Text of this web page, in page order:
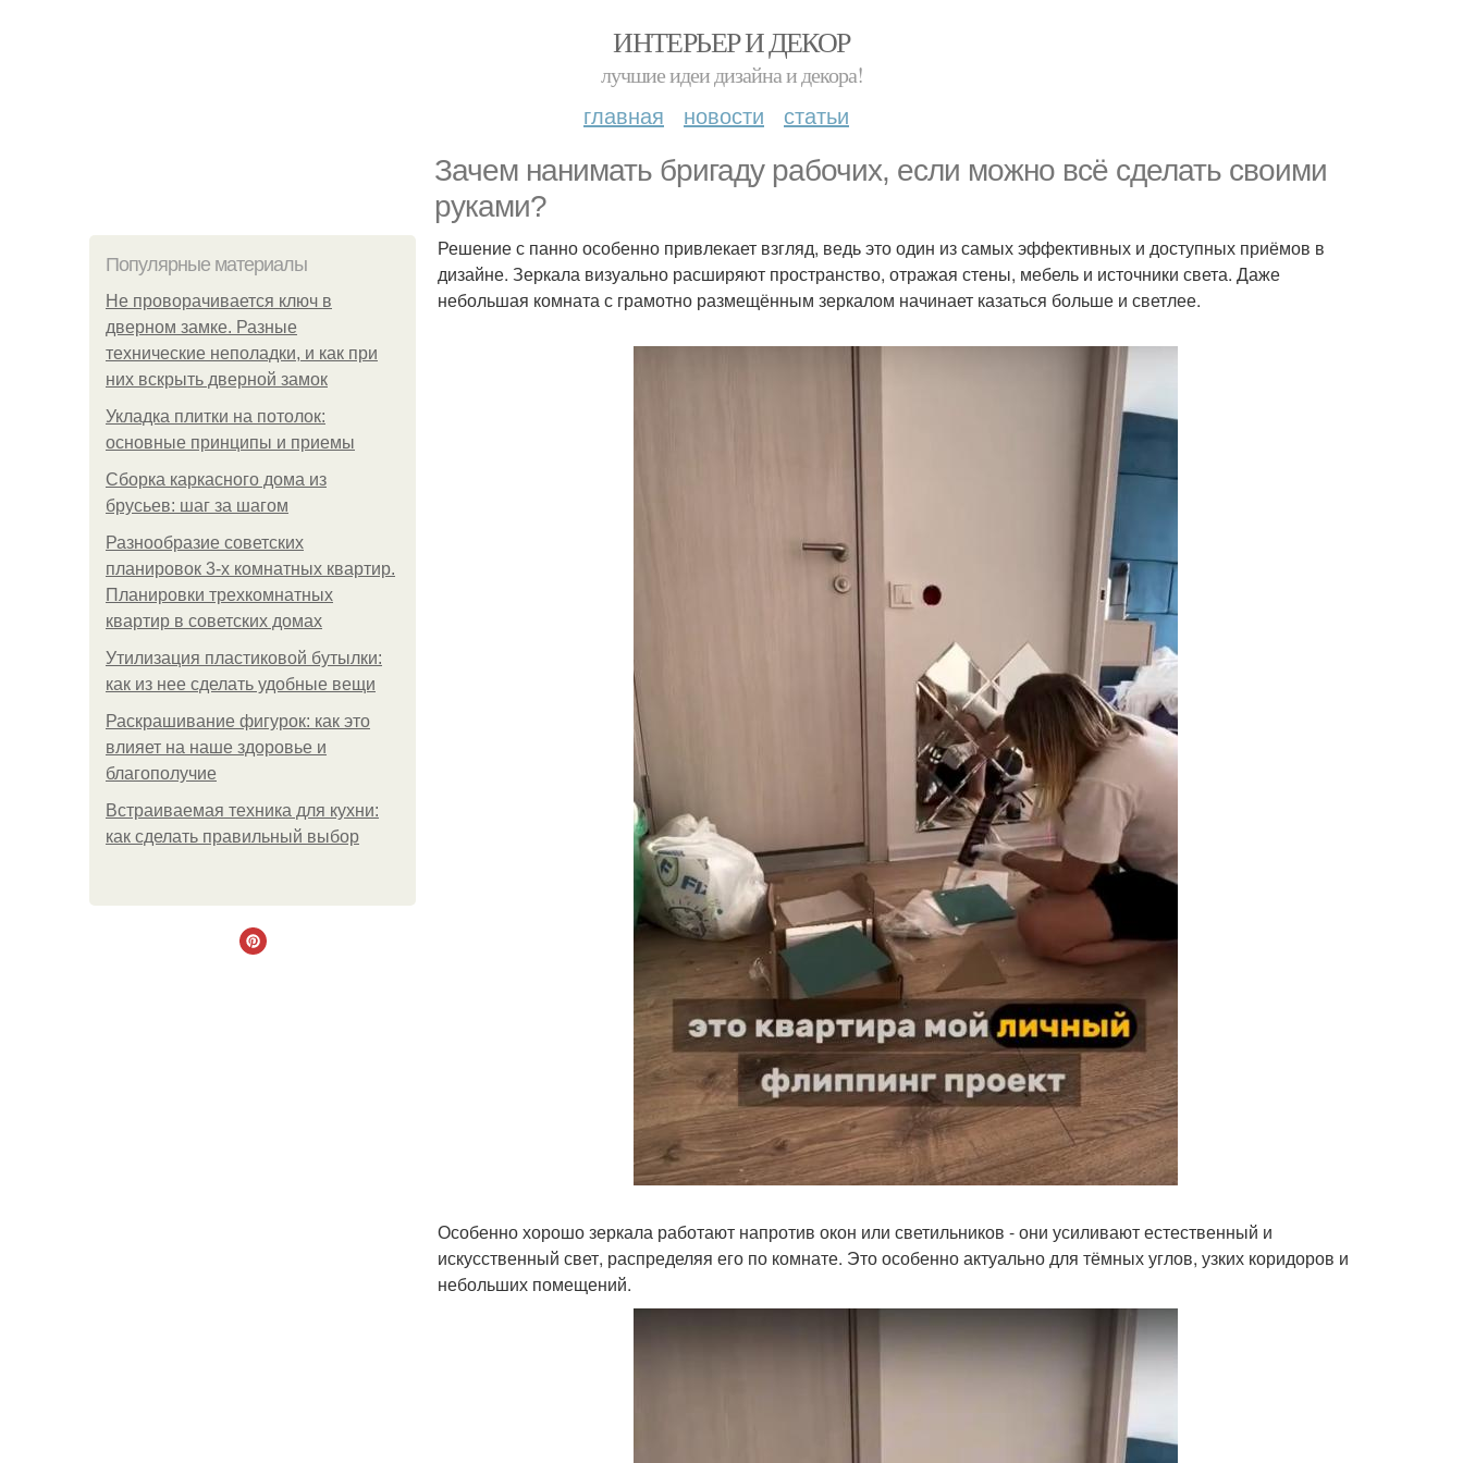
ИНТЕРЬЕР И ДЕКОР
лучшие идеи дизайна и декора!
главная новости статьи
Зачем нанимать бригаду рабочих, если можно всё сделать своими
руками?
Популярные материалы
Не проворачивается ключ в
дверном замке. Разные
технические неполадки, и как при
них вскрыть дверной замок
Укладка плитки на потолок:
основные принципы и приемы
Сборка каркасного дома из
брусьев: шаг за шагом
Разнообразие советских
планировок 3-х комнатных квартир.
Планировки трехкомнатных
квартир в советских домах
Утилизация пластиковой бутылки:
как из нее сделать удобные вещи
Раскрашивание фигурок: как это
влияет на наше здоровье и
благополучие
Встраиваемая техника для кухни:
как сделать правильный выбор
Решение с панно особенно привлекает взгляд, ведь это один из самых эффективных и доступных приёмов в
дизайне. Зеркала визуально расширяют пространство, отражая стены, мебель и источники света. Даже
небольшая комната с грамотно размещённым зеркалом начинает казаться больше и светлее.
Особенно хорошо зеркала работают напротив окон или светильников - они усиливают естественный и
искусственный свет, распределяя его по комнате. Это особенно актуально для тёмных углов, узких коридоров и
небольших помещений.